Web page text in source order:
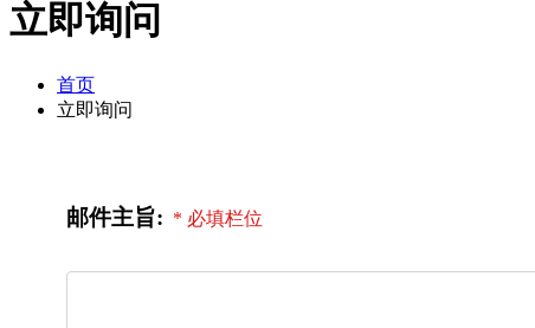
立即询问
首页
立即询问
邮件主旨: * 必填栏位